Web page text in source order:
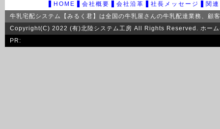
HOME 会社概要 会社沿革 社長メッセージ
関
牛乳宅配システム【みるく君】は全国の牛乳屋さんの牛乳配達業務、顧
Copyright(C) 2022 (有)北陸システム工房 All Rights Reserved. ホーム
PR: